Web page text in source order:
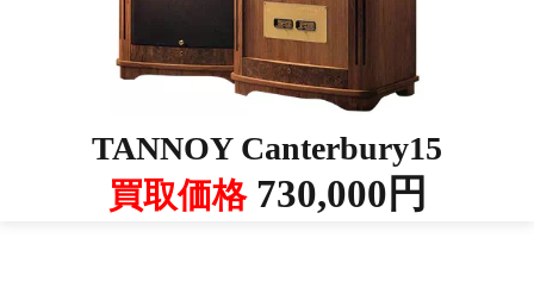
TANNOY Canterbury15
買取価格730,000円